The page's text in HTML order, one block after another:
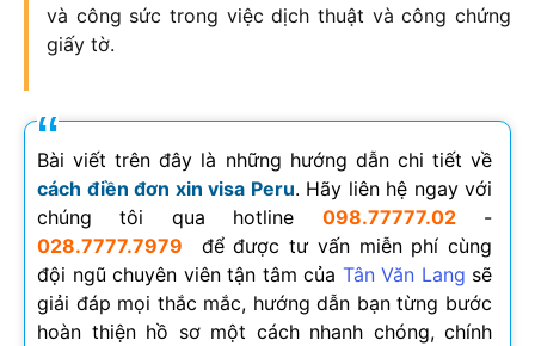
và công sức trong việc dịch thuật và công chứng
giấy tờ.
Bài viết trên đây là những hướng dẫn chi tiết về
cách điền đơn xin visa Peru. Hãy liên hệ ngay với
chúng tôi qua hotline 098.77777.02-
028.7777.7979 để được tư vấn miễn phí cùng
đội ngũ chuyên viên tận tâm của Tân Văn Lang sẽ
giải đáp mọi thắc mắc, hướng dẫn bạn từng bước
hoàn thiện hồ sơ một cách nhanh chóng, chính